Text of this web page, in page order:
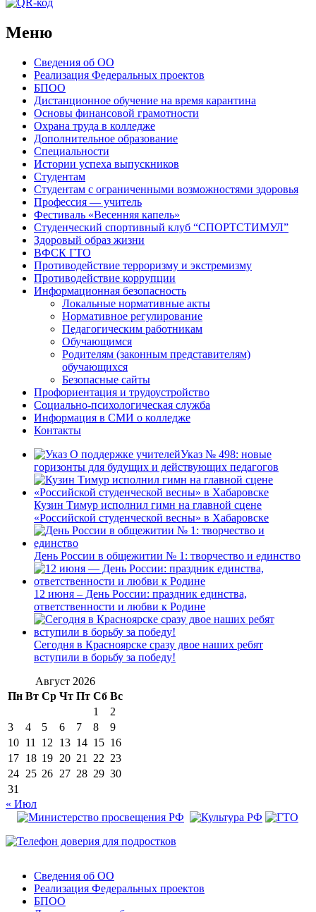
Меню
Сведения об ОО
Реализация Федеральных проектов
БПОО
Дистанционное обучение на время карантина
Основы финансовой грамотности
Охрана труда в колледже
Дополнительное образование
Специальности
Истории успеха выпускников
Студентам
Студентам с ограниченными возможностями здоровья
Профессия — учитель
Фестиваль «Весенняя капель»
Студенческий спортивный клуб “СПОРТСТИМУЛ”
Здоровый образ жизни
ВФСК ГТО
Противодействие терроризму и экстремизму
Противодействие коррупции
Информационная безопасность
Локальные нормативные акты
Нормативное регулирование
Педагогическим работникам
Обучающимся
Родителям (законным представителям)
обучающихся
Безопасные сайты
Профориентация и трудоустройство
Социально-психологическая служба
Информация в СМИ о колледже
Контакты
Указ № 498: новые
горизонты для будущих и действующих педагогов
Кузин Тимур исполнил гимн на главной сцене
«Российской студенческой весны» в Хабаровске
День России в общежитии № 1: творчество и единство
12 июня – День России: праздник единства,
ответственности и любви к Родине
Сегодня в Красноярске сразу двое наших ребят
вступили в борьбу за победу!
Август 2026
Пн Вт Ср Чт Пт Сб Вс
1
2
3
4 5 6 7 8
9
10 11 12 13 14 15 16
17 18 19 20 21 22 23
24 25 26 27 28 29 30
31
« Июл
Сведения об ОО
Реализация Федеральных проектов
БПОО